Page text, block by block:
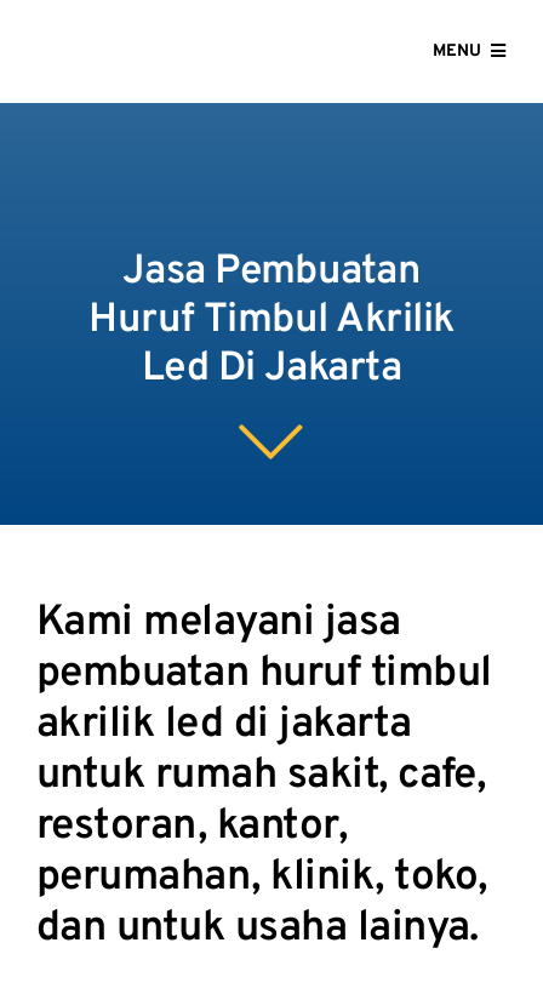
MENU
OUR SERVICES
GALLERY
Jasa Pembuatan
Huruf Timbul Akrilik
Led Di Jakarta
Kami melayani jasa
pembuatan huruf timbul
akrilik led di jakarta
untuk rumah sakit, cafe,
restoran, kantor,
perumahan, klinik, toko,
dan untuk usaha lainya.